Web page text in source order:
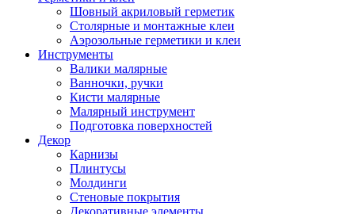
Шовный акриловый герметик
Столярные и монтажные клеи
Аэрозольные герметики и клеи
Инструменты
Валики малярные
Ванночки, ручки
Кисти малярные
Малярный инструмент
Подготовка поверхностей
Декор
Карнизы
Плинтусы
Молдинги
Стеновые покрытия
Декоративные элементы